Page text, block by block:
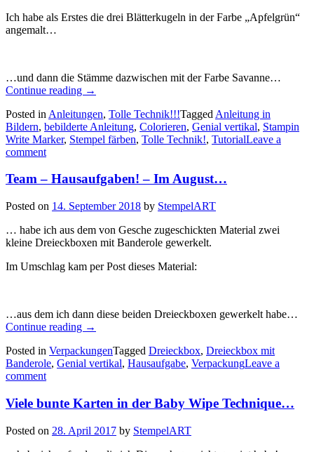
Ich habe als Erstes die drei Blätterkugeln in der Farbe „Apfelgrün“
angemalt…
…und dann die Stämme dazwischen mit der Farbe Savanne…
Continue reading „Tolle
–
Stempel
einfärben
Write
→
Posted in Anleitungen, Tolle Technik!!!Tagged Anleitung in
Bildern, bebilderte Anleitung, Colorieren, Genial vertikal, Stampin
Write Marker, Stempel färben, Tolle Technik!, TutorialLeave a
comment
Team – Hausaufgaben! – Im August…
Posted on 14. September 2018 by StempelART
… habe ich aus dem von Gesche zugeschickten Material zwei
kleine Dreieckboxen mit Banderole gewerkelt.
Im Umschlag kam per Post dieses Material:
…aus dem ich dann diese beiden Dreieckboxen gewerkelt habe…
Continue reading „Team
Hausaufgaben!
–
→
Posted in VerpackungenTagged Dreieckbox, Dreieckbox mit
Banderole, Genial vertikal, Hausaufgabe, VerpackungLeave a
comment
Viele bunte Karten in der Baby Wipe Technique…
Posted on 28. April 2017 by StempelART